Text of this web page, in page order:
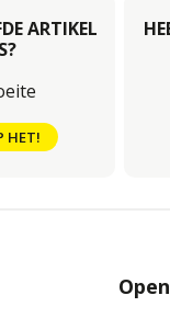
ARTIKEL
HET!